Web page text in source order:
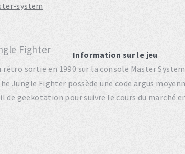
system
Information sur le jeu
rétro sortie en 1990 sur la console Master
Jungle Fighter possède une code argus
de geekotation pour suivre le cours du marché